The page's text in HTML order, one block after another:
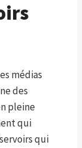
médias
des
pleine
qui
qui